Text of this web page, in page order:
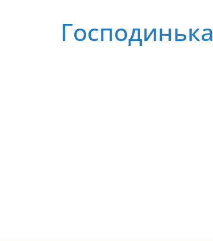
Господинька